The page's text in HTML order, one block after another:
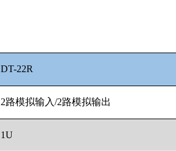
DT-22R
2路模拟输入/2路模拟输出
1U